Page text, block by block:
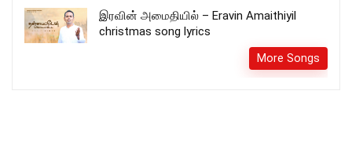
இரவின் அமைதியில் – Eravin Amaithiyil
christmas song lyrics
More Songs